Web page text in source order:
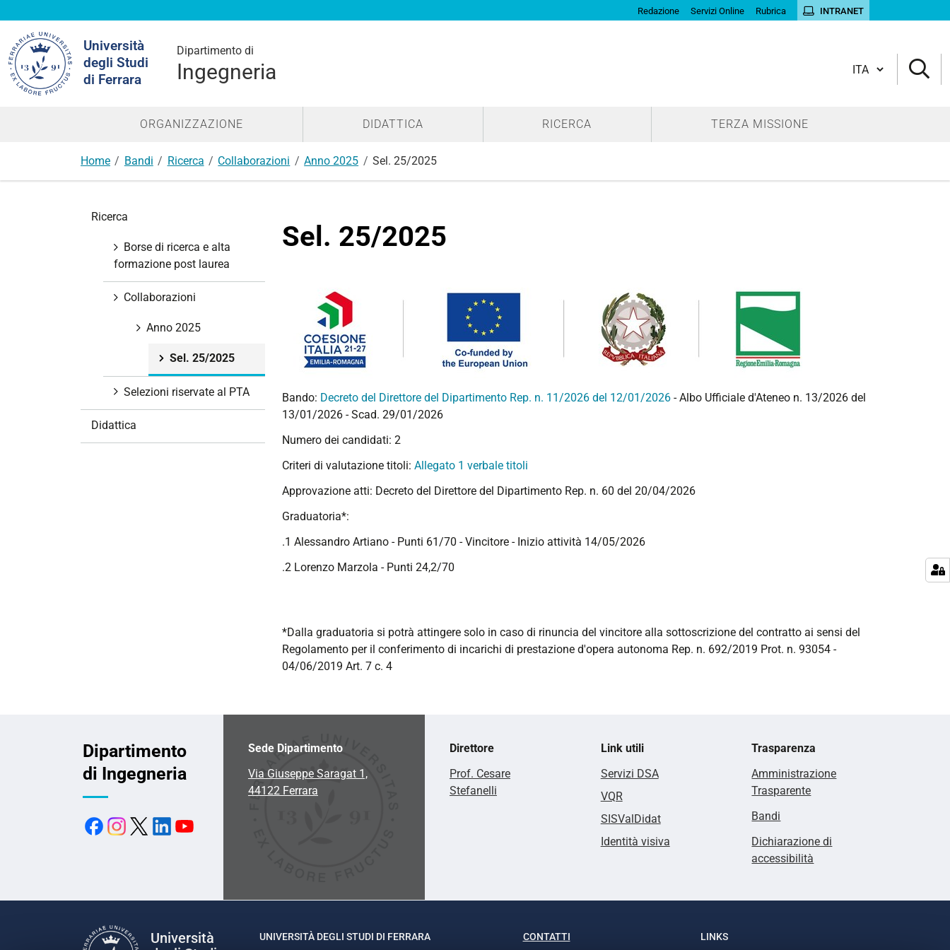
Redazione Servizi Online Rubrica INTRANET
Università
degli Studi
di Ferrara
Dipartimento di
Ingegneria
nel
sito
Cambia lingua
ORGANIZZAZIONE DIDATTICA RICERCA TERZA MISSIONE
Home Bandi Ricerca Collaborazioni Anno 2025 Sel. 25/2025
Sel. 25/2025
Bando: Decreto del Direttore del Dipartimento Rep. n. 11/2026 del 12/01/2026 - Albo Ufficiale d'Ateneo n. 13/2026 del
13/01/2026 - Scad. 29/01/2026
Numero dei candidati: 2
Criteri di valutazione titoli: Allegato 1 verbale titoli
Approvazione atti: Decreto del Direttore del Dipartimento Rep. n. 60 del 20/04/2026
Graduatoria*:
.1 Alessandro Artiano - Punti 61/70 - Vincitore - Inizio attività 14/05/2026
.2 Lorenzo Marzola - Punti 24,2/70
*Dalla graduatoria si potrà attingere solo in caso di rinuncia del vincitore alla sottoscrizione del contratto ai sensi del
Regolamento per il conferimento di incarichi di prestazione d'opera autonoma Rep. n. 692/2019 Prot. n. 93054 -
04/06/2019 Art. 7 c. 4
Ricerca
Borse di ricerca e alta
formazione post laurea
Collaborazioni
Anno 2025
Sel. 25/2025
Selezioni riservate al PTA
Didattica
Dipartimento
di Ingegneria
Sede Dipartimento
Via Giuseppe Saragat 1,
44122 Ferrara
Direttore
Prof. Cesare
Stefanelli
Link utili
Servizi DSA
VQR
SISValDidat
Identità visiva
Trasparenza
Amministrazione
Trasparente
Bandi
Dichiarazione di
accessibilità
Università
UNIVERSITÀ DEGLI STUDI DI FERRARA CONTATTI LINKS